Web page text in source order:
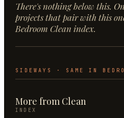
There's nothing below this.
projects that pair with this
Bedroom Clean index.
SIDEWAYS · SAME IN
More from Clean
INDEX